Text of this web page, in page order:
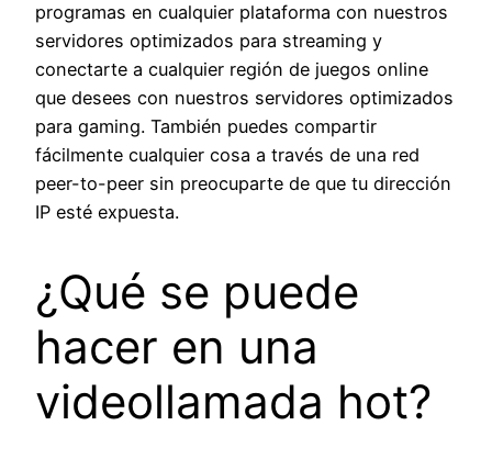
programas en cualquier plataforma con nuestros
servidores optimizados para streaming y
conectarte a cualquier región de juegos online
que desees con nuestros servidores optimizados
para gaming. También puedes compartir
fácilmente cualquier cosa a través de una red
peer-to-peer sin preocuparte de que tu dirección
IP esté expuesta.
¿Qué se puede
hacer en una
videollamada hot?